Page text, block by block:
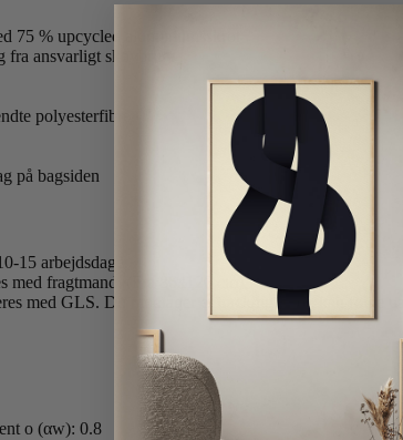
75 % upcycled aluminiumsskrot
ansvarligt skovbrug.
polyesterfibre.
på bagsiden
15 arbejdsdage.
med fragtmand. (Fra 86x120 cm)
med GLS. Du modtager et tracking nr og kan følge
o (αw): 0.8